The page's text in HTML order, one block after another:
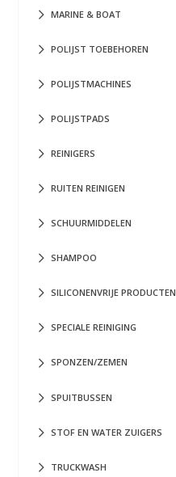
MARINE & BOAT
POLIJST TOEBEHOREN
POLIJSTMACHINES
POLIJSTPADS
REINIGERS
RUITEN REINIGEN
SCHUURMIDDELEN
SHAMPOO
SILICONENVRIJE PRODUCTEN
SPECIALE REINIGING
SPONZEN/ZEMEN
SPUITBUSSEN
STOF EN WATER ZUIGERS
TRUCKWASH